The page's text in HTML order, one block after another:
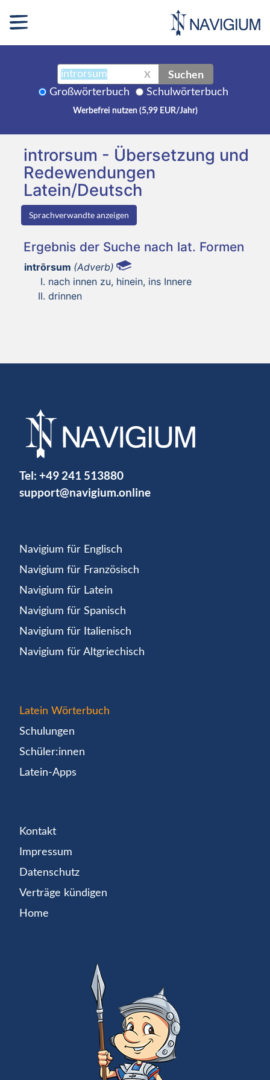
X Suchen
Großwörterbuch Schulwörterbuch
Werbefrei nutzen (5,99 EUR/Jahr)
introrsum - Übersetzung und
Redewendungen
Latein/Deutsch
Sprachverwandte anzeigen
Ergebnis der Suche nach lat. Formen
intrōrsum (Adverb)
nach innen zu, hinein, ins Innere
drinnen
Tel: +49 241 513880
support@navigium.online
Navigium für Englisch
Navigium für Französisch
Navigium für Latein
Navigium für Spanisch
Navigium für Italienisch
Navigium für Altgriechisch
Latein Wörterbuch
Schulungen
Schüler:innen
Latein-Apps
Kontakt
Impressum
Datenschutz
Verträge kündigen
Home